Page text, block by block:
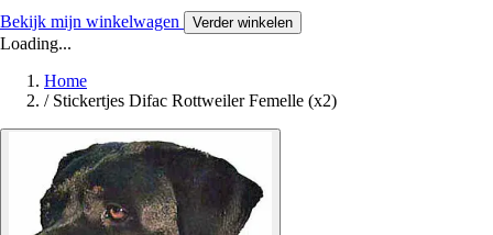
Bekijk mijn winkelwagen Verder winkelen
Loading...
Home
/ Stickertjes Difac Rottweiler Femelle (x2)